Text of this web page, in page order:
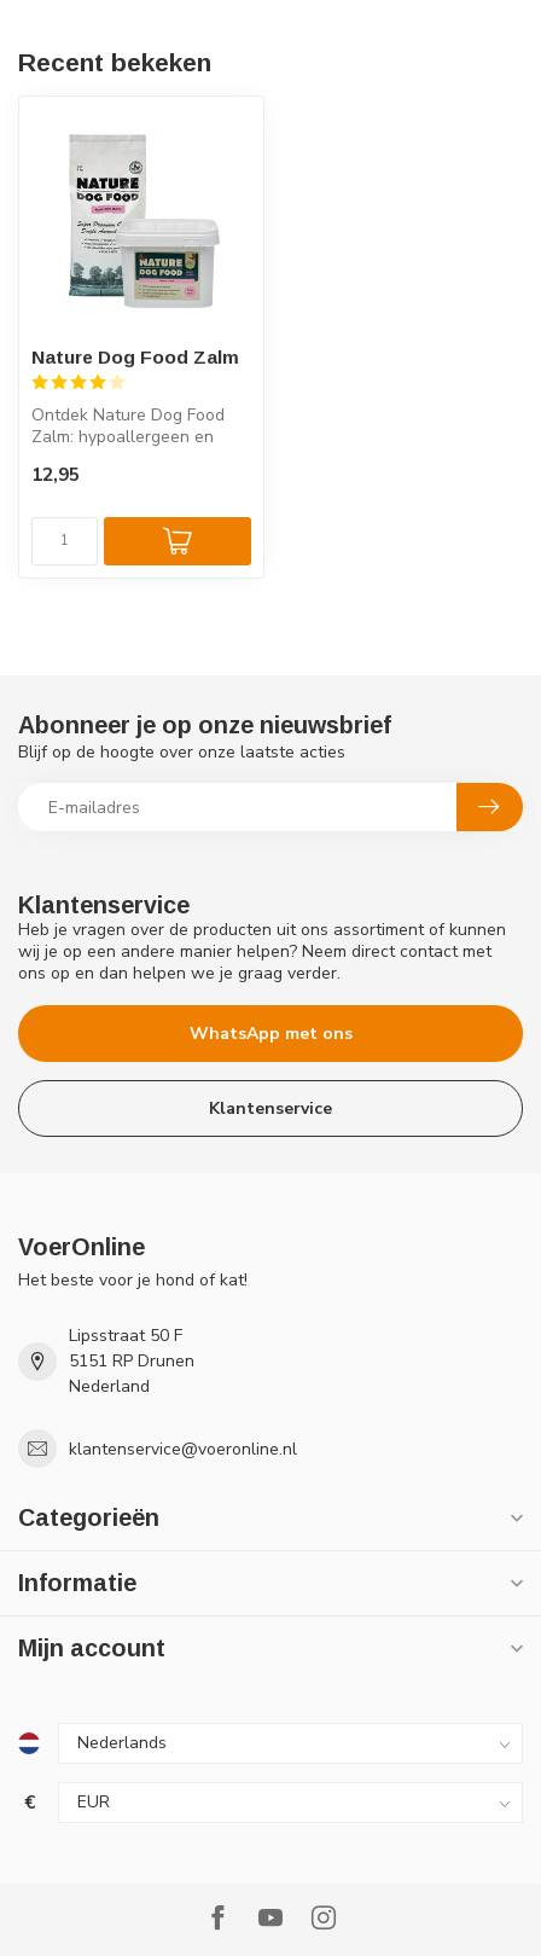
Recent bekeken
Nature Dog Food Zalm
Ontdek Nature Dog Food
Zalm: hypoallergeen en
52% zalm,...
12,95
Klantenservice
Heb je vragen over de producten uit ons assortiment of kunnen
wij je op een andere manier helpen? Neem direct contact met
ons op en dan helpen we je graag verder.
WhatsApp met ons
Klantenservice
Abonneer je op onze nieuwsbrief
Blijf op de hoogte over onze laatste acties
VoerOnline
Het beste voor je hond of kat!
Lipsstraat 50 F
5151 RP Drunen
Nederland
klantenservice@voeronline.nl
Categorieën
Informatie
Mijn account
€